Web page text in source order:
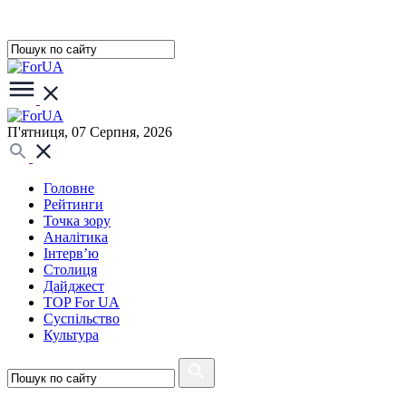
П'ятниця, 07 Серпня, 2026
Головне
Рейтинги
Точка зору
Аналітика
Інтерв’ю
Столиця
Дайджест
TOP For UA
Суспiльство
Культура